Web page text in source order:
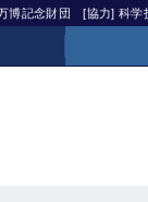
博記念財団 [協力] 科学
旧サイエ